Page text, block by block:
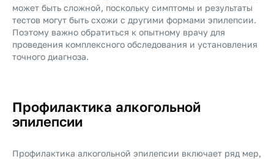
может быть сложной, поскольку симптомы и результаты
тестов могут быть схожи с другими формами эпилепсии.
Поэтому важно обратиться к опытному врачу для
проведения комплексного обследования и установления
точного диагноза.
Профилактика алкогольной
эпилепсии
Профилактика алкогольной эпилепсии включает ряд мер,